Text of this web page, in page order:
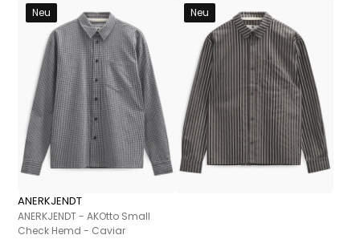
Neu
ANERKJENDT
ANERKJENDT - AKOtto Small
Check Hemd - Caviar
Neu